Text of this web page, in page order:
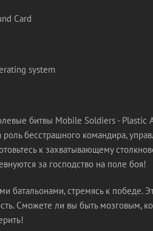
Card
system
битвы Mobile Soldiers - Plastic
роль бесстрашного командира,
к захватывающему
за господство на поле боя!
батальонами, стремясь к победе.
Сможете ли вы быть мозговым,